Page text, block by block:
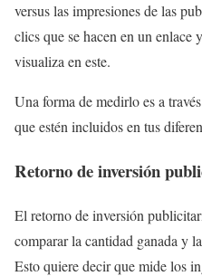
versus las impresiones de las
clics que se hacen en un enlace
visualiza en este.
Una forma de medirlo es a
que estén incluidos en tus
Retorno de inversión
El retorno de inversión
comparar la cantidad ganada y
Esto quiere decir que mide los